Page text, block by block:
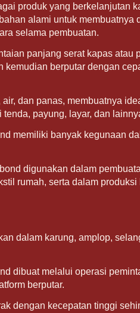
produk yang berkelanjutan
alami untuk membuatnya
selama pembuatan.
panjang serat kapas atau
kemudian berputar dengan
air, dan panas, membuatnya
tenda, payung, layar, dan
memiliki banyak kegunaan
digunakan dalam
rumah, serta dalam
dalam karung, amplop,
dibuat melalui operasi
berputar.
dengan kecepatan tinggi